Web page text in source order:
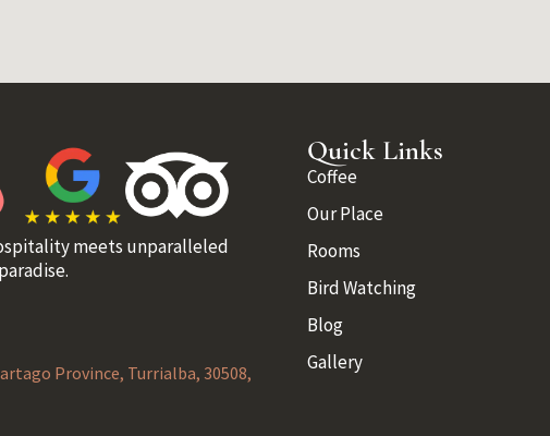
meets unparalleled
Province, Turrialba, 30508,
Quick Links
Coffee
Our Place
Rooms
Bird Watching
Blog
Gallery